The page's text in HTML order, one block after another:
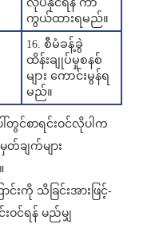
ကွယ်ထားရမည်။
16. စီမံခန့်ခွဲ
ထိန်းချုပ်မှုစနစ်
များ ကောင်းမွန်ရ
မည်။
င်စာရင်းဝင်လိုပါက
ချက်များ
းကို သိခြင်းအားဖြင့်-
ဝင်ရန် မည်မျှ